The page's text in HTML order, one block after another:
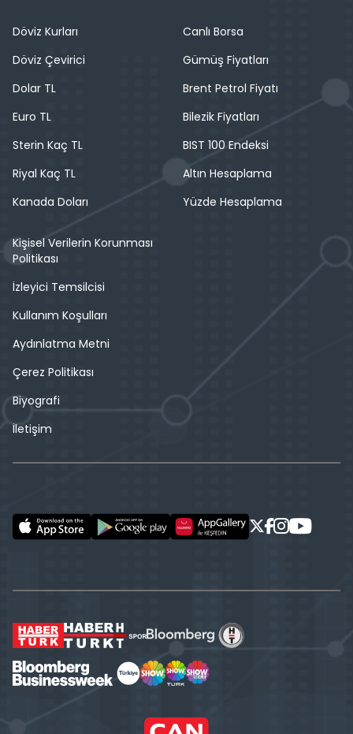
Döviz Kurları
Döviz Çevirici
Dolar TL
Euro TL
Sterin Kaç TL
Riyal Kaç TL
Kanada Doları
Canlı Borsa
Gümüş Fiyatları
Brent Petrol Fiyatı
Bilezik Fiyatları
BIST 100 Endeksi
Altın Hesaplama
Yüzde Hesaplama
Kişisel Verilerin Korunması
Politikası
İzleyici Temsilcisi
Kullanım Koşulları
Aydınlatma Metni
Çerez Politikası
Biyografi
İletişim